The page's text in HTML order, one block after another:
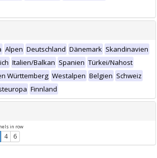
Alpen Deutschland Dänemark Skandinavien
Italien/Balkan Spanien Türkei/Nahost
Württemberg Westalpen Belgien Schweiz
Finnland
in row
4 6